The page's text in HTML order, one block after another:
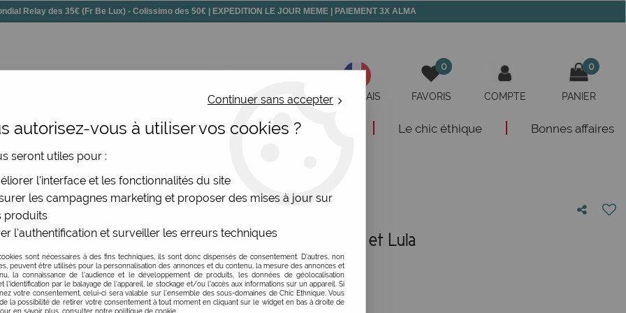
Relay des 35€ (Fr Be Lux) - Colissimo des 50€ | EXPEDITION LE JOUR MEME | PAIEMENT 3X ALMA
FRANÇAIS
0
FAVORIS COMPTE
0
PANIER
Chaussures Bijoux Nouveautés Le chic éthique Bonnes affaires
Sac à dos imprimé
Sac à dos très original Bibop et Lula
Soyez le premier à donner votre avis !
34,00 €TTC
Continuer sans accepter
autorisez-vous à utiliser vos cookies ?
seront utiles pour :
l'interface et les fonctionnalités du site
les campagnes marketing et proposer des mises à jour sur
produits
l'authentification et surveiller les erreurs techniques
sont nécessaires à des fins techniques, ils sont donc dispensés de consentement. D'autres, non
peuvent être utilisés pour la personnalisation des annonces et du contenu, la mesure des annonces et
la connaissance de l'audience et le développement de produits, les données de géolocalisation
l'identification par le balayage de l'appareil, le stockage et/ou l'accès aux informations sur un appareil. Si
votre consentement, celui-ci sera valable sur l’ensemble des sous-domaines de Chic Ethnique. Vous
la possibilité de retirer votre consentement à tout moment en cliquant sur le widget en bas à droite de
en savoir plus, consulter notre politique de cookie.